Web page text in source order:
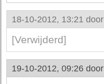
18-10-2012, 13:21 door
[Verwijderd]
19-10-2012, 09:26 door